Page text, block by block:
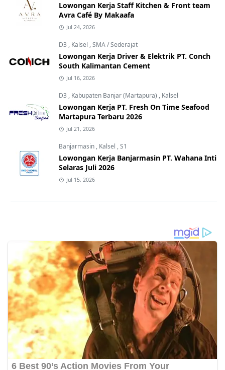
Lowongan Kerja Staff Kitchen & Front team
Avra Café By Makaafa
Jul 24, 2026
D3 , Kalsel ,SMA / Sederajat
Lowongan Kerja Driver & Elektrik PT. Conch
South Kalimantan Cement
Jul 16, 2026
D3 , Kabupaten Banjar (Martapura) , Kalsel
Lowongan Kerja PT. Fresh On Time Seafood
Martapura Terbaru 2026
Jul 21, 2026
Banjarmasin , Kalsel ,S1
Lowongan Kerja Banjarmasin PT. Wahana Inti
Selaras Juli 2026
Jul 15, 2026